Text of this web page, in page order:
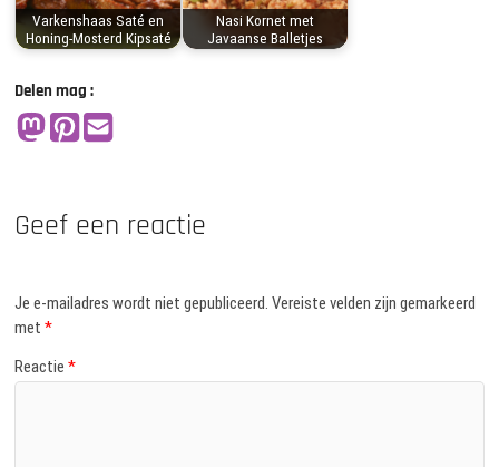
Varkenshaas Saté en
Honing-Mosterd Kipsaté
Nasi Kornet met
Javaanse Balletjes
Delen mag :
Geef een reactie
Je e-mailadres wordt niet gepubliceerd. Vereiste velden zijn gemarkeerd
met*
Reactie*